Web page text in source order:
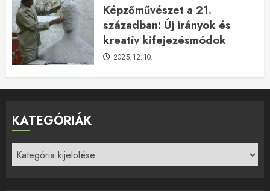
Képzőművészet a 21.
században: Új irányok és
kreatív kifejezésmódok
2025.12.10.
KATEGÓRIÁK
Kategóriák